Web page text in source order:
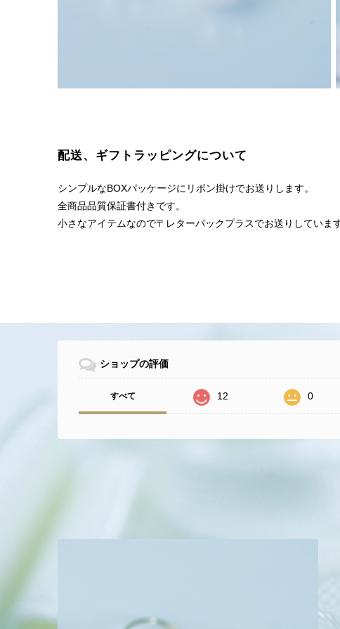
配送、ギフトラッピングについて
シンプルなBOXパッケージにリボン掛けでお送りします。
全商品品質保証書付きです。
小さなアイテムなので〒レターパックプラスでお送りしてい
ショップの評価
すべて 12 0